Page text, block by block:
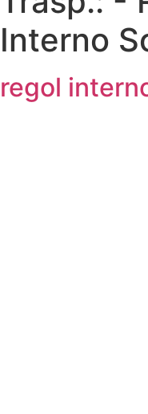
Interno
regol